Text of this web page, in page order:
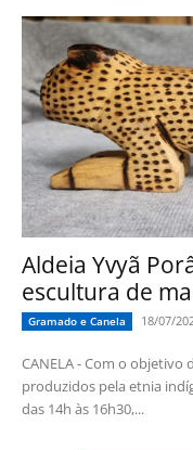
Aldeia Yvyã
escultura de
Gramado e Canela 18/07/
CANELA - Com o
produzidos pela etnia
das 14h às 16h30,...